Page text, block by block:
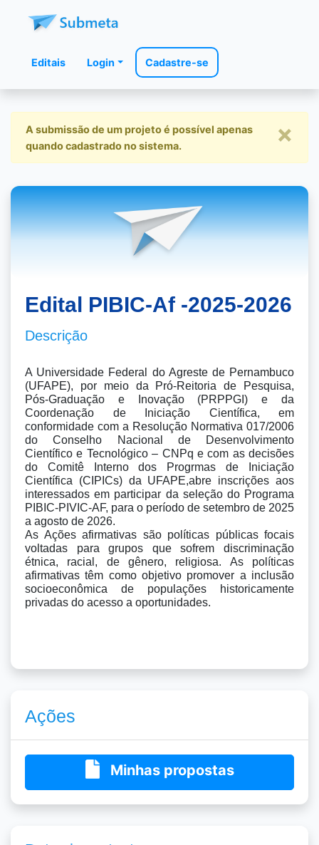
Editais Login Cadastre-se
A submissão de um projeto é possível apenas
quando cadastrado no sistema.
×
Edital PIBIC-Af -2025-2026
Descrição
A Universidade Federal do Agreste de Pernambuco
(UFAPE), por meio da Pró-Reitoria de Pesquisa,
Pós-Graduação e Inovação (PRPPGI) e da
Coordenação de Iniciação Científica, em
conformidade com a Resolução Normativa 017/2006
do Conselho Nacional de Desenvolvimento
Científico e Tecnológico – CNPq e com as decisões
do Comitê Interno dos Progrmas de Iniciação
Científica (CIPICs) da UFAPE,abre inscrições aos
interessados em participar da seleção do Programa
PIBIC-PIVIC-AF, para o período de setembro de 2025
a agosto de 2026.
As Ações afirmativas são políticas públicas focais
voltadas para grupos que sofrem discriminação
étnica, racial, de gênero, religiosa. As políticas
afirmativas têm como objetivo promover a inclusão
socioeconômica de populações historicamente
privadas do acesso a oportunidades.
Ações
Minhas propostas